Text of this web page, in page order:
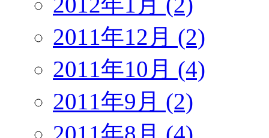
2011年12月 (2)
2011年10月 (4)
2011年9月 (2)